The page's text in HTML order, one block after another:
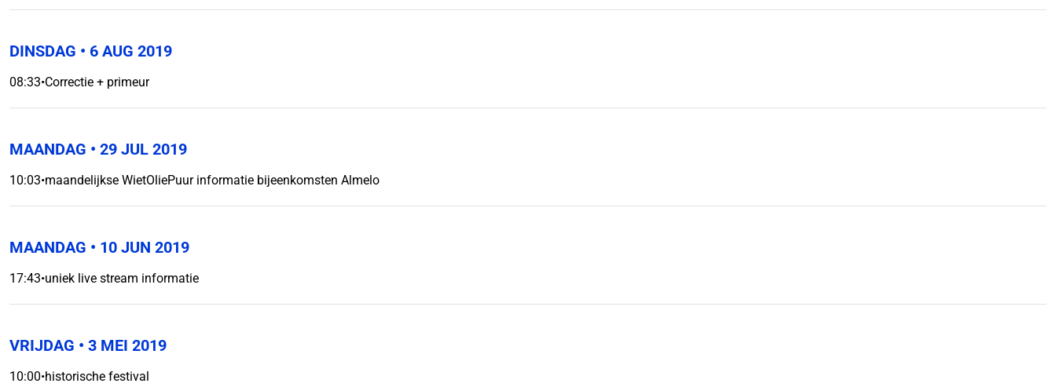
DINSDAG • 6 AUG 2019
08:33•Correctie + primeur
MAANDAG • 29 JUL 2019
10:03•maandelijkse WietOliePuur informatie bijeenkomsten Almelo
MAANDAG • 10 JUN 2019
17:43•uniek live stream informatie
VRIJDAG • 3 MEI 2019
10:00•historische festival